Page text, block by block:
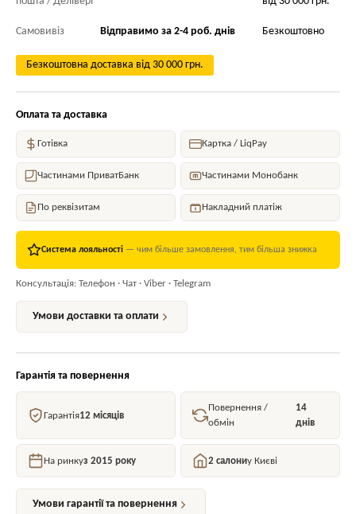
Самовивіз Відправимо за 2-4 роб. днів Безкоштовно
Безкоштовна доставка від 30 000 грн.
Оплата та доставка
Готівка Картка / LiqPay
Частинами ПриватБанк Частинами Монобанк
По реквізитам Накладний платіж
Система лояльності — чим більше замовлення, тим більша знижка
Консультація: Телефон · Чат · Viber · Telegram
Умови доставки та оплати
Гарантія та повернення
Гарантія12 місяців
Повернення /
обмін
14
днів
На ринкуз 2015 року 2 салониу Києві
Умови гарантії та повернення